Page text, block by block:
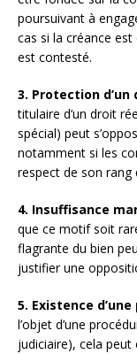
poursuivant à
cas si la créance
est contesté.
3. Protection d’un
titulaire d’un droit
spécial) peut
notamment si les
respect de son rang
4. Insuffisance
que ce motif soit
flagrante du bien
justifier une
5. Existence
l’objet d’une
judiciaire), cela